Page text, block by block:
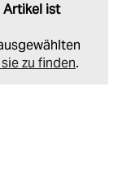
Artikel ist
zu finden.